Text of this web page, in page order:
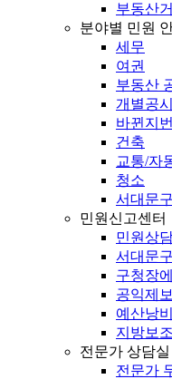
부동산
분야별 민원
세무
여권
부동산
개별공
바뀐지
건축
교통/자
청소
서대문
민원신고센터
민원상
서대문
구청장
공익제보
예산낭
지방보
전문가 상담실
전문가